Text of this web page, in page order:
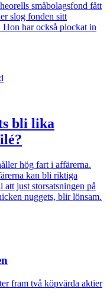
småbolagsfond fått
slog fonden sitt
Hon har också plockat in
bli lika
hög fart i affärerna.
kan bli riktiga
just storsatsningen på
nuggets, blir lönsam.
fram två köpvärda aktier